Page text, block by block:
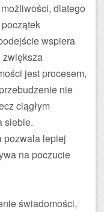
dlatego
wspiera
zwiększa
jest procesem,
nie
ciągłym
siebie.
pozwala lepiej
na poczucie
świadomości,